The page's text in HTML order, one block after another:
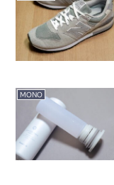
MONO